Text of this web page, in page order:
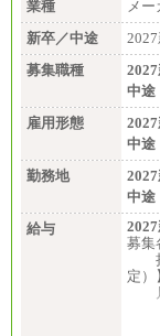
業種
メ
新卒／中途
募集職種
2027
中途
雇用形態
2027
中途
勤務地
2027
中途
給与
2027
募集
担
定）
月
※